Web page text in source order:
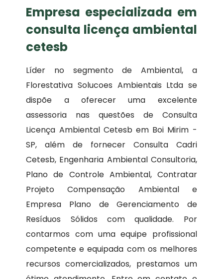
Empresa especializada em
consulta licença ambiental
cetesb
Líder no segmento de Ambiental, a
Florestativa Solucoes Ambientais Ltda se
dispõe a oferecer uma excelente
assessoria nas questões de Consulta
Licença Ambiental Cetesb em Boi Mirim -
SP, além de fornecer Consulta Cadri
Cetesb, Engenharia Ambiental Consultoria,
Plano de Controle Ambiental, Contratar
Projeto Compensação Ambiental e
Empresa Plano de Gerenciamento de
Resíduos Sólidos com qualidade. Por
contarmos com uma equipe profissional
competente e equipada com os melhores
recursos comercializados, prestamos um